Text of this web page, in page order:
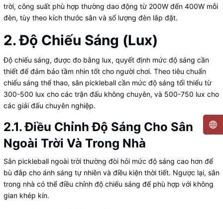
trời, công suất phù hợp thường dao động từ 200W đến 400W mỗi
đèn, tùy theo kích thước sân và số lượng đèn lắp đặt.
2. Độ Chiếu Sáng (Lux)
Độ chiếu sáng, được đo bằng lux, quyết định mức độ sáng cần
thiết để đảm bảo tầm nhìn tốt cho người chơi. Theo tiêu chuẩn
chiếu sáng thể thao, sân pickleball cần mức độ sáng tối thiểu từ
300-500 lux cho các trận đấu không chuyên, và 500-750 lux cho
các giải đấu chuyên nghiệp.
2.1. Điều Chỉnh Độ Sáng Cho Sân
Ngoài Trời Và Trong Nhà
Sân pickleball ngoài trời thường đòi hỏi mức độ sáng cao hơn để
bù đắp cho ánh sáng tự nhiên và điều kiện thời tiết. Ngược lại, sân
trong nhà có thể điều chỉnh độ chiếu sáng để phù hợp với không
gian khép kín.